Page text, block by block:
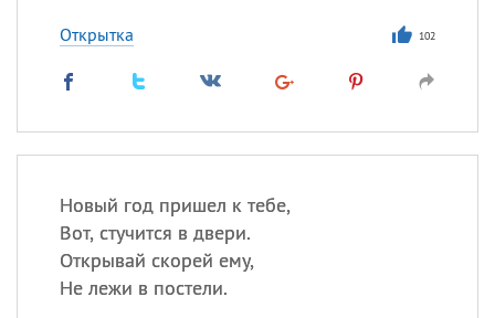
Открытка 102
Новый год пришел к тебе,
Вот, стучится в двери.
Открывай скорей ему,
Не лежи в постели.